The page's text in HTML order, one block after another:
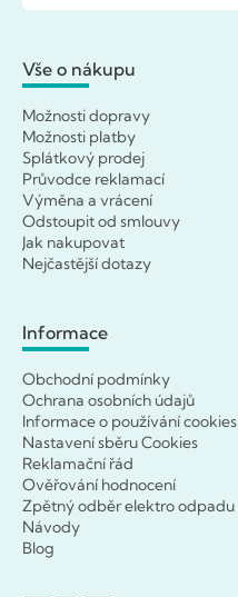
Vše o nákupu
Možnosti dopravy
Možnosti platby
Splátkový prodej
Průvodce reklamací
Výměna a vrácení
Odstoupit od smlouvy
Jak nakupovat
Nejčastější dotazy
Informace
Obchodní podmínky
Ochrana osobních údajů
Informace o používání cookies
Nastavení sběru Cookies
Reklamační řád
Ověřování hodnocení
Zpětný odběr elektro odpadu
Návody
Blog